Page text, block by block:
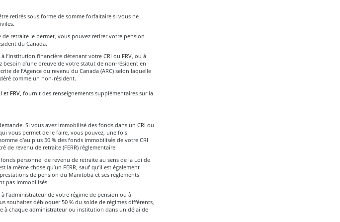
retirés sous forme de somme forfaitaire si vous ne
retraite le permet, vous pouvez retirer votre pension
du Canada.
l’institution financière détenant votre CRI ou FRV, ou à
d’une preuve de votre statut de non‑résident en
de l’Agence du revenu du Canada (ARC) selon laquelle
comme un non-résident.
et FRV, fournit des renseignements supplémentaires sur la
Si vous avez immobilisé des fonds dans un CRI ou
vous permet de le faire, vous pouvez, une fois
d’au plus 50 % des fonds immobilisés de votre CRI
de revenu de retraite (FERR) réglementaire.
personnel de revenu de retraite au sens de la Loi de
la même chose qu’un FERR, sauf qu’il est également
de pension du Manitoba et ses règlements
pas immobilisés.
l’administrateur de votre régime de pension ou à
souhaitez débloquer 50 % du solde de régimes différents,
à chaque administrateur ou institution dans un délai de